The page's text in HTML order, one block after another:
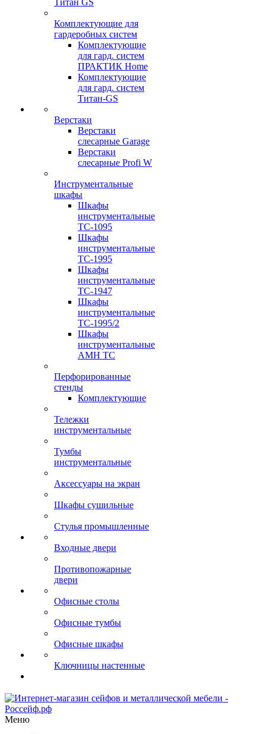
Титан GS
Комплектующие для
гардеробных систем
Комплектующие
для гард. систем
ПРАКТИК Home
Комплектующие
для гард. систем
Титан-GS
Верстаки
Верстаки
слесарные Garage
Верстаки
слесарные Profi W
Инструментальные
шкафы
Шкафы
инструментальные
TC-1095
Шкафы
инструментальные
TC-1995
Шкафы
инструментальные
TC-1947
Шкафы
инструментальные
TC-1995/2
Шкафы
инструментальные
AMH TC
Перфорированные
стенды
Комплектующие
Тележки
инструментальные
Тумбы
инструментальные
Аксессуары на экран
Шкафы сушильные
Стулья промышленные
Входные двери
Противопожарные
двери
Офисные столы
Офисные тумбы
Офисные шкафы
Ключницы настенные
Меню